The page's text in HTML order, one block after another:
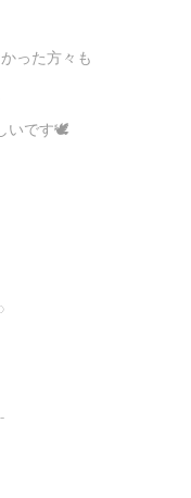
った方々も
いです🕊️